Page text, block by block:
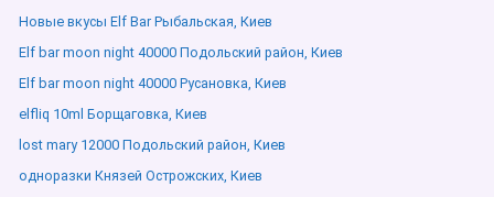
Новые вкусы Elf Bar Рыбальская, Киев
Elf bar moon night 40000 Подольский район, Киев
Elf bar moon night 40000 Русановка, Киев
elfliq 10ml Борщаговка, Киев
lost mary 12000 Подольский район, Киев
одноразки Князей Острожских, Киев